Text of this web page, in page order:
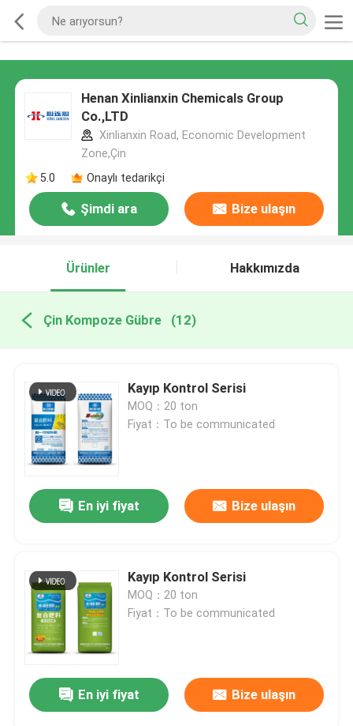
Henan Xinlianxin Chemicals Group
Co.,LTD
Xinlianxin Road, Economic Development
Zone,Çin
5.0
Onaylı tedarikçi
Şimdi ara Bize ulaşın
Ürünler Hakkımızda
Çin Kompoze Gübre (12)
Kayıp Kontrol Serisi
MOQ：20 ton
Fiyat：To be communicated
En iyi fiyat Bize ulaşın
Kayıp Kontrol Serisi
MOQ：20 ton
Fiyat：To be communicated
En iyi fiyat Bize ulaşın